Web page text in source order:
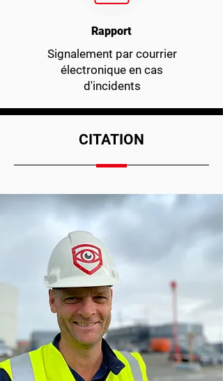
Rapport
Signalement par courrier
électronique en cas
d'incidents
CITATION